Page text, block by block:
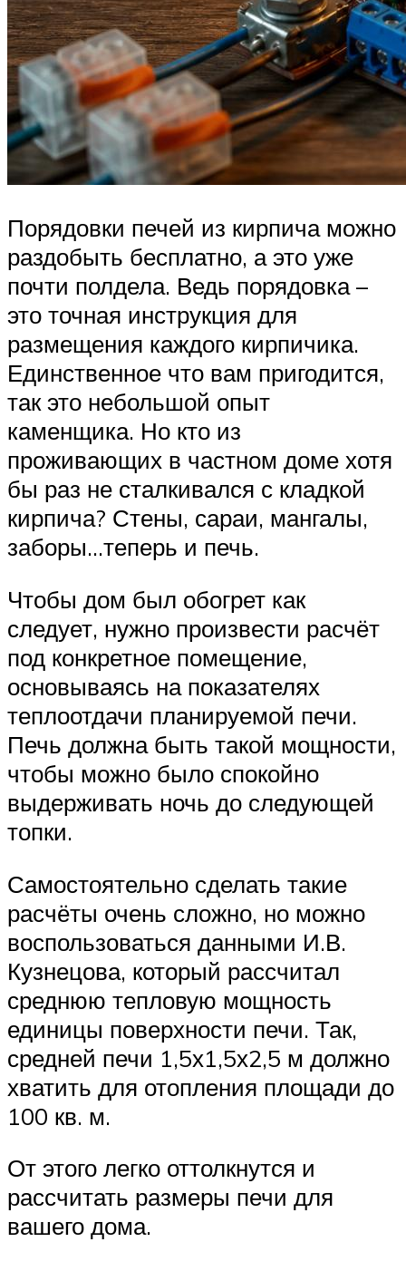
Порядовки печей из кирпича можно
раздобыть бесплатно, а это уже
почти полдела. Ведь порядовка –
это точная инструкция для
размещения каждого кирпичика.
Единственное что вам пригодится,
так это небольшой опыт
каменщика. Но кто из
проживающих в частном доме хотя
бы раз не сталкивался с кладкой
кирпича? Стены, сараи, мангалы,
заборы…теперь и печь.
Чтобы дом был обогрет как
следует, нужно произвести расчёт
под конкретное помещение,
основываясь на показателях
теплоотдачи планируемой печи.
Печь должна быть такой мощности,
чтобы можно было спокойно
выдерживать ночь до следующей
топки.
Самостоятельно сделать такие
расчёты очень сложно, но можно
воспользоваться данными И.В.
Кузнецова, который рассчитал
среднюю тепловую мощность
единицы поверхности печи. Так,
средней печи 1,5х1,5х2,5 м должно
хватить для отопления площади до
100 кв. м.
От этого легко оттолкнутся и
рассчитать размеры печи для
вашего дома.